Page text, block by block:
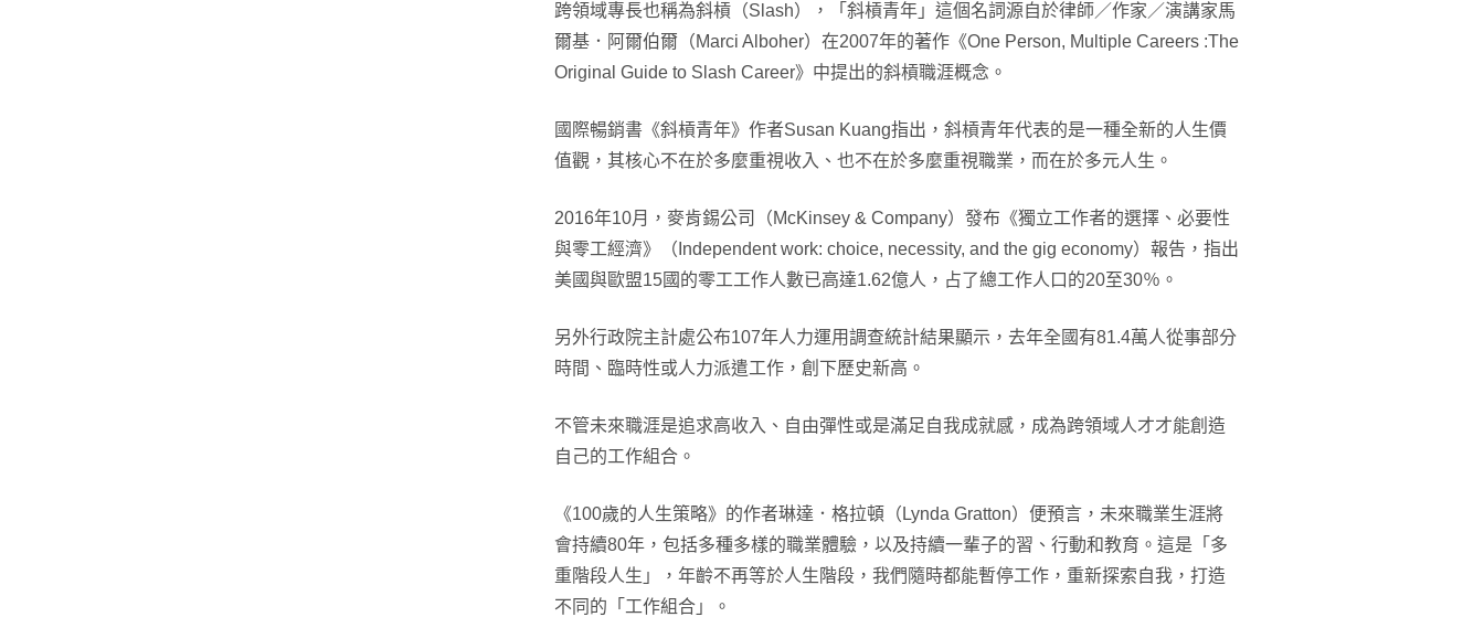
跨領域專長也稱為斜槓（Slash），「斜槓青年」這個名詞源自於律師／作家／演講家馬
爾基．阿爾伯爾（Marci Alboher）在2007年的著作《One Person, Multiple Careers :The
Original Guide to Slash Career》中提出的斜槓職涯概念。
國際暢銷書《斜槓青年》作者Susan Kuang指出，斜槓青年代表的是一種全新的人生價
值觀，其核心不在於多麼重視收入、也不在於多麼重視職業，而在於多元人生。
2016年10月，麥肯錫公司（McKinsey & Company）發布《獨立工作者的選擇、必要性
與零工經濟》（Independent work: choice, necessity, and the gig economy）報告，指出
美國與歐盟15國的零工工作人數已高達1.62億人，占了總工作人口的20至30％。
另外行政院主計處公布107年人力運用調查統計結果顯示，去年全國有81.4萬人從事部分
時間、臨時性或人力派遣工作，創下歷史新高。
不管未來職涯是追求高收入、自由彈性或是滿足自我成就感，成為跨領域人才才能創造
自己的工作組合。
《100歲的人生策略》的作者琳達．格拉頓（Lynda Gratton）便預言，未來職業生涯將
會持續80年，包括多種多樣的職業體驗，以及持續一輩子的習、行動和教育。這是「多
重階段人生」，年齡不再等於人生階段，我們隨時都能暫停工作，重新探索自我，打造
不同的「工作組合」。